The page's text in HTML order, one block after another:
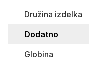
Družina izdelka
Dodatno
Globina